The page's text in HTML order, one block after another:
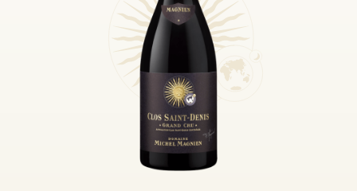
Et Aussi
Boutique